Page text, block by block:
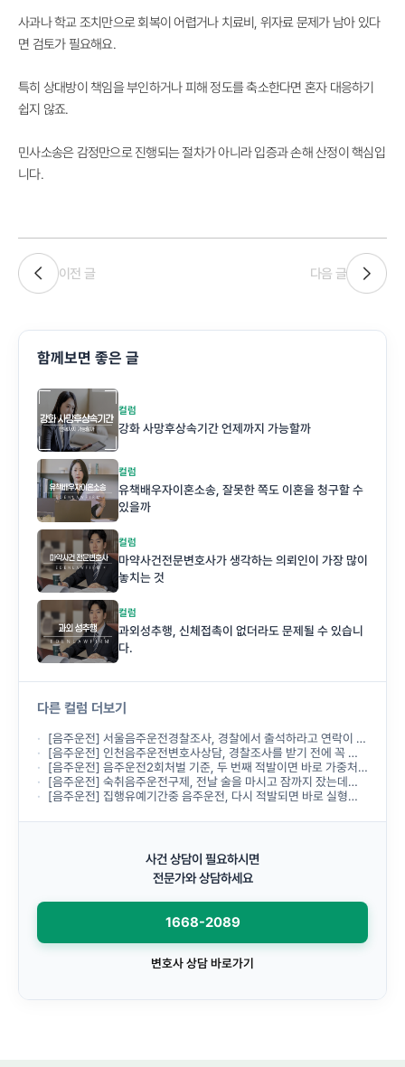
사과나 학교 조치만으로 회복이 어렵거나 치료비, 위자료 문제가 남아 있다
면 검토가 필요해요.
특히 상대방이 책임을 부인하거나 피해 정도를 축소한다면 혼자 대응하기
쉽지 않죠.
민사소송은 감정만으로 진행되는 절차가 아니라 입증과 손해 산정이 핵심입
니다.
이전 글 다음 글
함께보면 좋은 글
컬럼
강화 사망후상속기간 언제까지 가능할까
컬럼
유책배우자이혼소송, 잘못한 쪽도 이혼을 청구할 수
있을까
컬럼
마약사건전문변호사가 생각하는 의뢰인이 가장 많이
놓치는 것
컬럼
과외성추행, 신체접촉이 없더라도 문제될 수 있습니
다.
다른 컬럼 더보기
[음주운전] 서울음주운전경찰조사, 경찰에서 출석하라고 연락이 왔는데 무엇부터 준비해야 하나요?
[음주운전] 인천음주운전변호사상담, 경찰조사를 받기 전에 꼭 받아야 하나요?
[음주운전] 음주운전2회처벌 기준, 두 번째 적발이면 바로 가중처벌되나요?
[음주운전] 숙취음주운전구제, 전날 술을 마시고 잠까지 잤는데도 음주운전으로 처벌되나요?
[음주운전] 집행유예기간중 음주운전, 다시 적발되면 바로 실형이 선고되나요?
사건 상담이 필요하시면
전문가와 상담하세요
1668-2089
변호사 상담 바로가기